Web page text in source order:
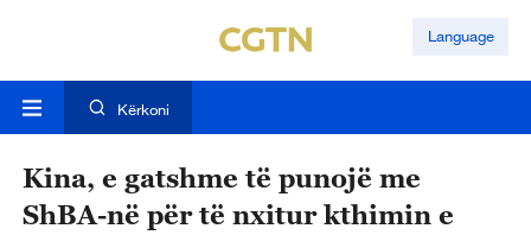
Language
Kërkoni
Kina, e gatshme të punojë me
ShBA-në për të nxitur kthimin e